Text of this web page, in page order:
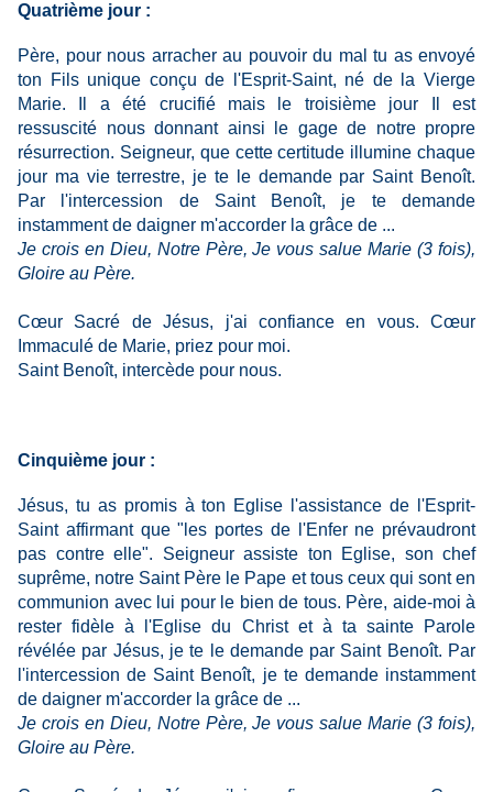
Quatrième jour :
Père, pour nous arracher au pouvoir du mal tu as envoyé
ton Fils unique conçu de l'Esprit-Saint, né de la Vierge
Marie. Il a été crucifié mais le troisième jour Il est
ressuscité nous donnant ainsi le gage de notre propre
résurrection. Seigneur, que cette certitude illumine chaque
jour ma vie terrestre, je te le demande par Saint Benoît.
Par l'intercession de Saint Benoît, je te demande
instamment de daigner m'accorder la grâce de ...
Je crois en Dieu, Notre Père, Je vous salue Marie (3 fois),
Gloire au Père.
Cœur Sacré de Jésus, j'ai confiance en vous. Cœur
Immaculé de Marie, priez pour moi.
Saint Benoît, intercède pour nous.
Cinquième jour :
Jésus, tu as promis à ton Eglise l'assistance de l'Esprit-
Saint affirmant que "les portes de l'Enfer ne prévaudront
pas contre elle". Seigneur assiste ton Eglise, son chef
suprême, notre Saint Père le Pape et tous ceux qui sont en
communion avec lui pour le bien de tous. Père, aide-moi à
rester fidèle à l'Eglise du Christ et à ta sainte Parole
révélée par Jésus, je te le demande par Saint Benoît. Par
l'intercession de Saint Benoît, je te demande instamment
de daigner m'accorder la grâce de ...
Je crois en Dieu, Notre Père, Je vous salue Marie (3 fois),
Gloire au Père.